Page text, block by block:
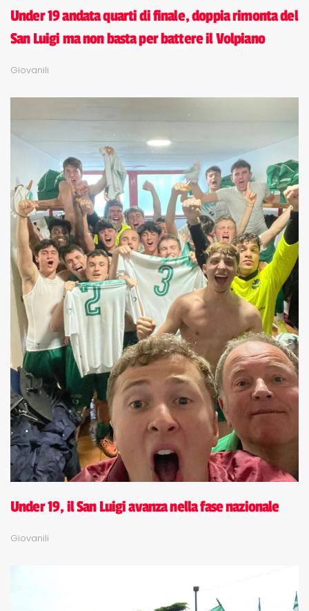
Under 19 andata quarti di finale, doppia rimonta del
San Luigi ma non basta per battere il Volpiano
Giovanili
Under 19, il San Luigi avanza nella fase nazionale
Giovanili